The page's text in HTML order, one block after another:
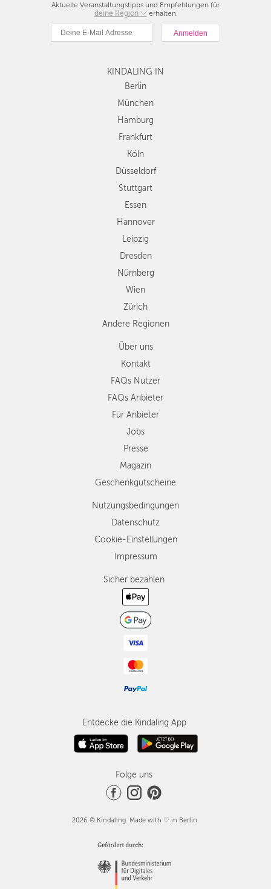
Aktuelle Veranstaltungstipps und Empfehlungen für
deine Region
Berlin
München
Hamburg
Köln
Düsseldorf
Stuttgart
Essen
Dresden
Nürnberg
Wien
Zürich
Andere
Regionen
erhalten.
KINDALING IN
Berlin
München
Hamburg
Frankfurt
Köln
Düsseldorf
Stuttgart
Essen
Hannover
Leipzig
Dresden
Nürnberg
Wien
Zürich
Andere Regionen
Über uns
Kontakt
FAQs Nutzer
FAQs Anbieter
Für Anbieter
Jobs
Presse
Magazin
Geschenkgutscheine
Nutzungsbedingungen
Datenschutz
Cookie-Einstellungen
Impressum
Sicher bezahlen
Entdecke die Kindaling App
Folge uns
2026 © Kindaling. Made with ♡ in Berlin.